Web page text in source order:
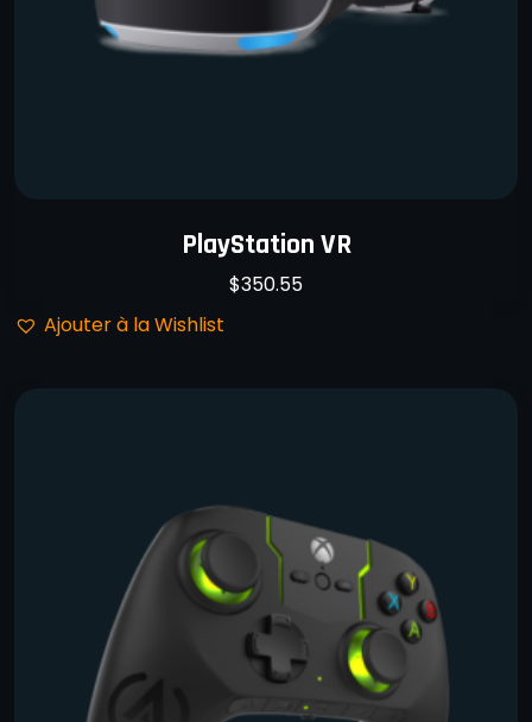
PlayStation VR
$350.55
Ajouter à la Wishlist